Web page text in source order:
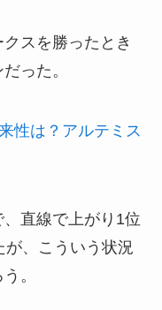
スを勝ったとき
った。
性は？アルテミス
直線で上がり1位
が、こういう状況
。